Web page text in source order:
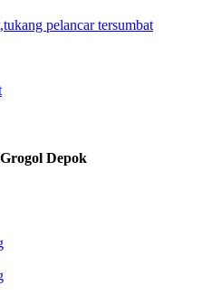
pelancar tersumbat
Depok